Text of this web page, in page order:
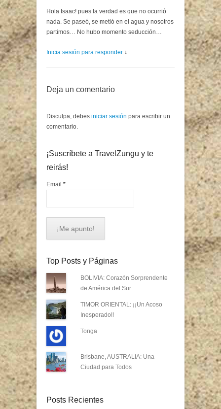
Hola Isaac! pues la verdad es que no ocurrió
nada. Se paseó, se metió en el agua y nosotros
partimos… No hubo momento seducción…
Inicia sesión para responder ↓
Deja un comentario
Disculpa, debes iniciar sesión para escribir un
comentario.
¡Suscríbete a TravelZungu y te
reirás!
Email *
Top Posts y Páginas
BOLIVIA: Corazón Sorprendente
de América del Sur
TIMOR ORIENTAL: ¡¡Un Acoso
Inesperado!!
Tonga
Brisbane, AUSTRALIA: Una
Ciudad para Todos
Posts Recientes